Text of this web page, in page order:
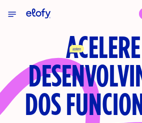
DOS
acelere